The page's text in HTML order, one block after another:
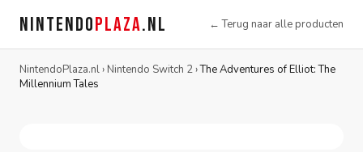
NINTENDOPLAZA.NL ← Terug naar alle producten
NintendoPlaza.nl› Nintendo Switch 2›The Adventures of Elliot: The
Millennium Tales